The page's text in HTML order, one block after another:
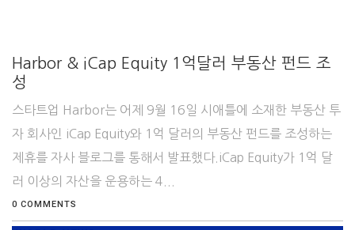
Harbor & iCap Equity 1억달러 부동산 펀드 조
성
스타트업 Harbor는 어제 9월 16일 시애틀에 소재한 부동산 투
자 회사인 iCap Equity와 1억 달러의 부동산 펀드를 조성하는
제휴를 자사 블로그를 통해서 발표했다.iCap Equity가 1억 달
러 이상의 자산을 운용하는 4...
0 COMMENTS